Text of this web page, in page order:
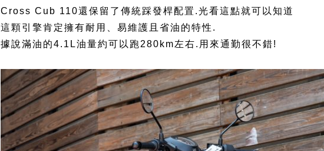
Cross Cub 110還保留了傳統踩發桿配置.光看這點就可以知道
這顆引擎肯定擁有耐用、易維護且省油的特性.
據說滿油的4.1L油量約可以跑280km左右.用來通勤很不錯!